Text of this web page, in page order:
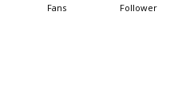
Fans Follower